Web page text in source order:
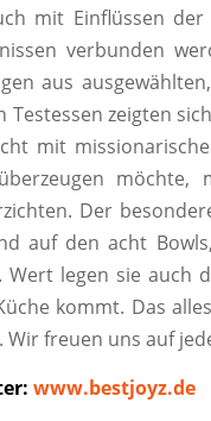
mit Einflüssen
verbunden
aus
Testessen zeigten
mit
Der
auf den acht
Wert legen sie auch
kommt. Das
freuen uns auf
www.bestjoyz.de